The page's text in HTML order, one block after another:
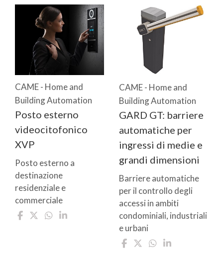
CAME - Home and
Building Automation
Posto esterno
videocitofonico
XVP
Posto esterno a
destinazione
residenziale e
commerciale
CAME - Home and
Building Automation
GARD GT: barriere
automatiche per
ingressi di medie e
grandi dimensioni
Barriere automatiche
per il controllo degli
accessi in ambiti
condominiali, industriali
e urbani